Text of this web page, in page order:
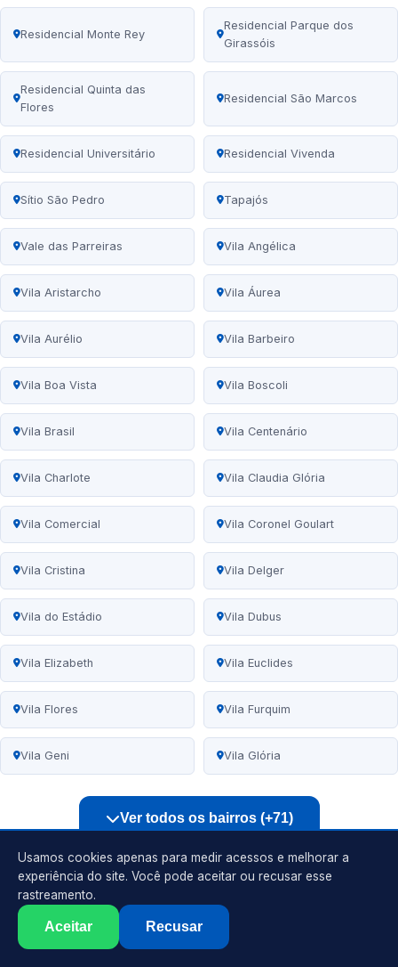
Residencial Monte Rey
Residencial Parque dos
Girassóis
Residencial Quinta das
Flores
Residencial São Marcos
Residencial Universitário Residencial Vivenda
Sítio São Pedro Tapajós
Vale das Parreiras Vila Angélica
Vila Aristarcho Vila Áurea
Vila Aurélio Vila Barbeiro
Vila Boa Vista Vila Boscoli
Vila Brasil Vila Centenário
Vila Charlote Vila Claudia Glória
Vila Comercial Vila Coronel Goulart
Vila Cristina Vila Delger
Vila do Estádio Vila Dubus
Vila Elizabeth Vila Euclides
Vila Flores Vila Furquim
Vila Geni Vila Glória
Ver todos os bairros (+71)
Eletricista
Vila Angelica, Presidente Prudente
Usamos cookies apenas para medir acessos e melhorar a
experiência do site. Você pode aceitar ou recusar esse
rastreamento.
Aceitar Recusar